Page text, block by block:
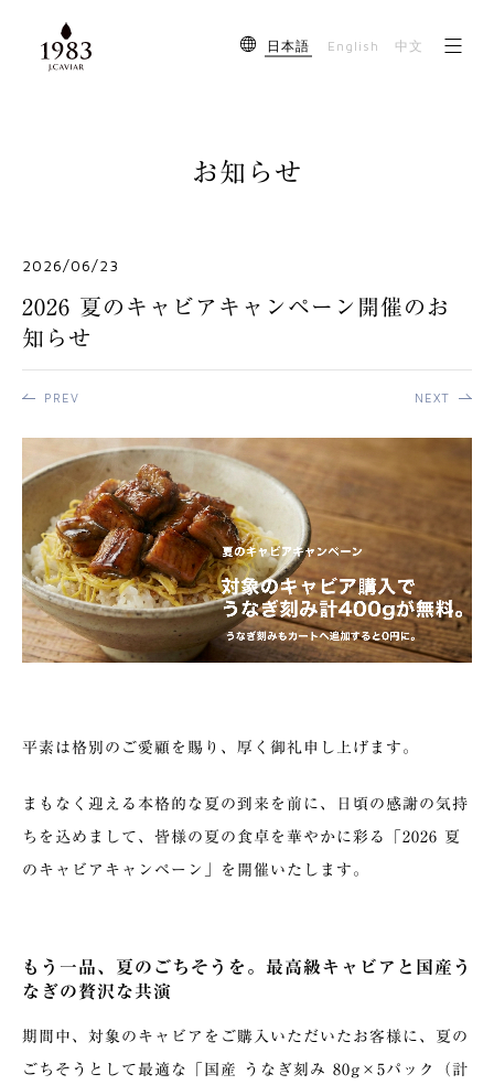
English
日本語 中文
お知らせ
2026/06/23
2026 夏のキャビアキャンペーン開催のお
知らせ
PREV NEXT
平素は格別のご愛顧を賜り、厚く御礼申し上げます。
まもなく迎える本格的な夏の到来を前に、日頃の感謝の気持
ちを込めまして、皆様の夏の食卓を華やかに彩る「2026 夏
のキャビアキャンペーン」を開催いたします。
もう一品、夏のごちそうを。最高級キャビアと国産う
なぎの贅沢な共演
期間中、対象のキャビアをご購入いただいたお客様に、夏の
ごちそうとして最適な「国産 うなぎ刻み 80g×5パック（計